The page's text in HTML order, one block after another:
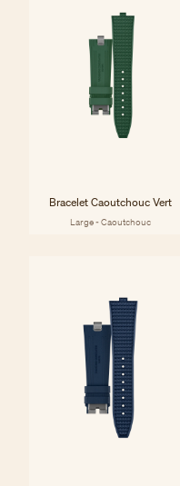
Bracelet Caoutchouc Vert
Large - Caoutchouc